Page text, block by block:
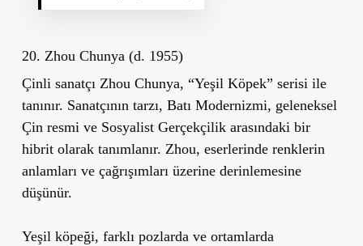
20. Zhou Chunya (d. 1955)
Çinli sanatçı Zhou Chunya, “Yeşil Köpek” serisi ile
tanınır. Sanatçının tarzı, Batı Modernizmi, geleneksel
Çin resmi ve Sosyalist Gerçekçilik arasındaki bir
hibrit olarak tanımlanır. Zhou, eserlerinde renklerin
anlamları ve çağrışımları üzerine derinlemesine
düşünür.
Yeşil köpeği, farklı pozlarda ve ortamlarda